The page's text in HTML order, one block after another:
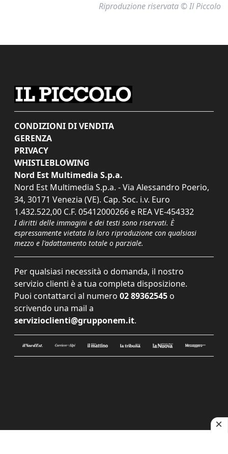
Riproduzione riservata © Il Piccolo
CONDIZIONI DI VENDITA
GERENZA
PRIVACY
WHISTLEBLOWING
Nord Est Multimedia S.p.a.
Nord Est Multimedia S.p.a. - Via Alessandro Poerio,
34, 30171 Venezia (VE). Cap. Soc. i.v. Euro
1.432.522,00 C.F. 05412000266 e REA VE-454332
I diritti delle immagini e dei testi sono riservati. È
espressamente vietata la loro riproduzione con qualsiasi
mezzo e l'adattamento totale o parziale.
Per qualsiasi necessità o domanda, il nostro
servizio clienti è a tua completa disposizione.
Puoi contattarci al numero 02 89362545 o
scrivendo una mail a
servizioclienti@grupponem.it.